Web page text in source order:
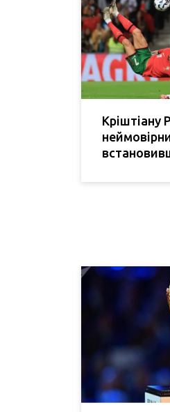
Кріштіану